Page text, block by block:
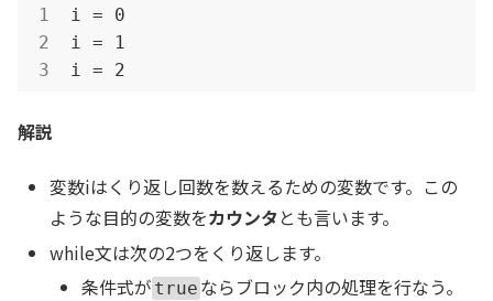
i = 0
i = 1
i = 2
解説
変数iはくり返し回数を数えるための変数です。この
ような目的の変数をカウンタ とも言います。
while文は次の2つをくり返します。
条件式がtrue ならブロック内の処理を行なう。